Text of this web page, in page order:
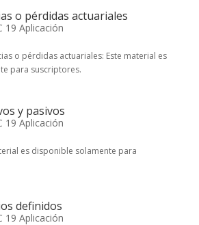
o pérdidas actuariales
19 Aplicación
o pérdidas actuariales: Este material es
para suscriptores.
y pasivos
19 Aplicación
es disponible solamente para
definidos
19 Aplicación